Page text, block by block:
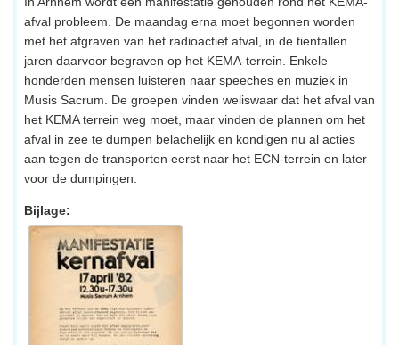
afval probleem. De maandag erna moet begonnen worden
met het afgraven van het radioactief afval, in de tientallen
jaren daarvoor begraven op het KEMA-terrein. Enkele
honderden mensen luisteren naar speeches en muziek in
Musis Sacrum. De groepen vinden weliswaar dat het afval van
het KEMA terrein weg moet, maar vinden de plannen om het
afval in zee te dumpen belachelijk en kondigen nu al acties
aan tegen de transporten eerst naar het ECN-terrein en later
voor de dumpingen.
Bijlage: